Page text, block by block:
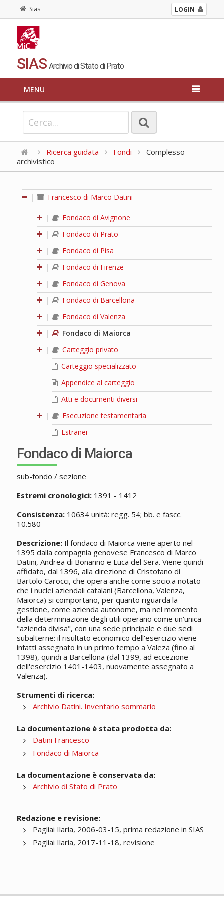
Sias LOGIN
SIAS Archivio di Stato di Prato
MENU
Ricerca guidata Fondi
Complesso
archivistico
| Francesco di Marco Datini
|
Fondaco di Avignone
|
Fondaco di Prato
|
Fondaco di Pisa
|
Fondaco di Firenze
|
Fondaco di Genova
|
Fondaco di Barcellona
|
Fondaco di Valenza
|
Fondaco di Maiorca
|
Carteggio privato
Carteggio specializzato
Appendice al carteggio
Atti e documenti diversi
|
Esecuzione testamentaria
Estranei
Fondaco di Maiorca
sub-fondo / sezione
Estremi cronologici:1391 - 1412
Consistenza:10634 unità: regg. 54; bb. e fascc.
10.580
Descrizione:Il fondaco di Maiorca viene aperto nel
1395 dalla compagnia genovese Francesco di Marco
Datini, Andrea di Bonanno e Luca del Sera. Viene quindi
affidato, dal 1396, alla direzione di Cristofano di
Bartolo Carocci, che opera anche come socio.a notato
che i nuclei aziendali catalani (Barcellona, Valenza,
Maiorca) si comportano, per quanto riguarda la
gestione, come azienda autonome, ma nel momento
della determinazione degli utili operano come un'unica
"azienda divisa", con una sede principale e due sedi
subalterne: il risultato economico dell'esercizio viene
infatti assegnato in un primo tempo a Valeza (fino al
1398), quindi a Barcellona (dal 1399, ad eccezione
dell'esercizio 1401-1403, nuovamente assegnato a
Valenza).
Strumenti di ricerca:
Archivio Datini. Inventario sommario
La documentazione è stata prodotta da:
Datini Francesco
Fondaco di Maiorca
La documentazione è conservata da:
Archivio di Stato di Prato
Redazione e revisione:
Pagliai Ilaria, 2006-03-15, prima redazione in SIAS
Pagliai Ilaria, 2017-11-18, revisione